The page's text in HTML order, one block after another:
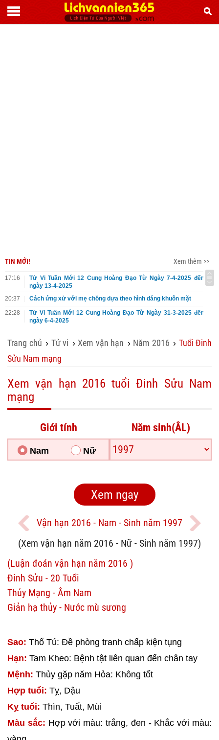
TIN MỚI! Xem thêm >>
17:16
Tử Vi Tuần Mới 12 Cung Hoàng Đạo Từ Ngày 7-4-2025 đến
ngày 13-4-2025
20:37
Cách ứng xử với mẹ chồng dựa theo hình dáng khuôn mặt
22:28
Tử Vi Tuần Mới 12 Cung Hoàng Đạo Từ Ngày 31-3-2025 đến
ngày 6-4-2025
Trang chủ › Tử vi › Xem vận hạn › Năm 2016 › Tuổi Đinh
Sửu Nam mạng
Xem vận hạn 2016 tuổi Đinh Sửu Nam
mạng
Giới tính
Nam Nữ
Năm sinh(ÂL)
Vận hạn 2016 - Nam - Sinh năm 1997
(Xem vận hạn năm 2016 - Nữ - Sinh năm 1997)
(Luận đoán vận hạn năm 2016 )
Đinh Sửu - 20 Tuổi
Thủy Mạng - Âm Nam
Giản hạ thủy - Nước mù sương
Sao: Thổ Tú: Đề phòng tranh chấp kiện tụng
Hạn: Tam Kheo: Bệnh tật liên quan đến chân tay
Mệnh: Thủy gặp năm Hỏa: Không tốt
Hợp tuổi: Tỵ, Dậu
Kỵ tuổi: Thìn, Tuất, Mùi
Màu sắc: Hợp với màu: trắng, đen - Khắc với màu: